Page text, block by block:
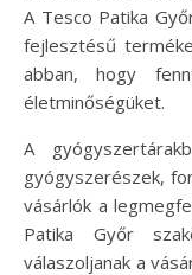
A Tesco Patika
fejlesztésű
abban, hogy
életminőségüket.
A
gyógyszerészek,
vásárlók a
Patika Győr
válaszoljanak a